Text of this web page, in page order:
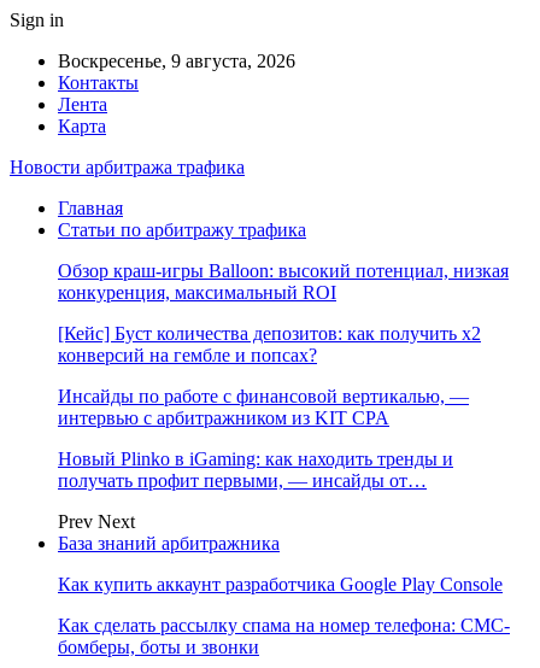
Sign in
Воскресенье, 9 августа, 2026
Контакты
Лента
Карта
Новости арбитража трафика
Главная
Статьи по арбитражу трафика
Обзор краш-игры Balloon: высокий потенциал, низкая
конкуренция, максимальный ROI
[Кейс] Буст количества депозитов: как получить х2
конверсий на гембле и попсах?
Инсайды по работе с финансовой вертикалью, —
интервью с арбитражником из KIT CPA
Новый Plinko в iGaming: как находить тренды и
получать профит первыми, — инсайды от…
Prev Next
База знаний арбитражника
Как купить аккаунт разработчика Google Play Console
Как сделать рассылку спама на номер телефона: СМС-
бомберы, боты и звонки